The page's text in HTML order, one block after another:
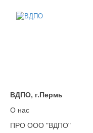
ВДПО, г.Пермь
О нас
ПРО ООО "ВДПО"